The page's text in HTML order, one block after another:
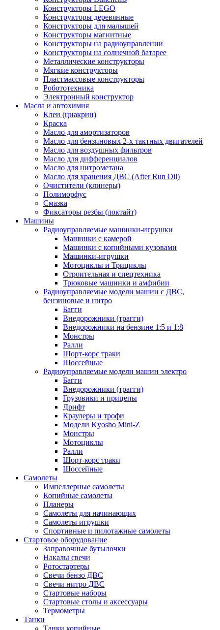
Конструкторы LEGO
Конструкторы деревянные
Конструкторы для малышей
Конструкторы магнитные
Конструкторы на радиоуправлении
Конструкторы на солнечной батарее
Металлические конструкторы
Мягкие конструкторы
Пластмассовые конструкторы
Робототехника
Электронный конструктор
Масла и автохимия
Клеи (циакрин)
Краска
Масло для амортизаторов
Масло для бензиновых 2-х тактных двигателей
Масло для воздушных фильтров
Масло для дифференциалов
Масло для нитрометана
Масло для хранения ДВС (After Run Oil)
Очистители (клинеры)
Полиморфус
Смазка
Фиксаторы резбы (локтайт)
Машины
Радиоуправляемые машинки-игрушки
Машинки с камерой
Машинки с копийными кузовами
Машинки-игрушки
Мотоциклы и Трициклы
Строительная и спецтехника
Трюковые машинки и амфибии
Радиоуправляемые модели машин с ДВС,
бензиновые и нитро
Багги
Внедорожники (трагги)
Внедорожники на бензине 1:5 и 1:8
Монстры
Ралли
Шорт-корс траки
Шоссейные
Радиоуправляемые модели машин электро
Багги
Внедорожники (трагги)
Грузовики и прицепы
Дрифт
Краулеры и трофи
Модели Kyosho Mini-Z
Монстры
Мотоциклы
Ралли
Шорт-корс траки
Шоссейные
Самолеты
Импеллерные самолеты
Копийные самолеты
Планеры
Самолеты для начинающих
Самолеты игрушки
Спортивные и пилотажные самолеты
Стартовое оборудование
Заправочные бутылочки
Накалы свечи
Ротостартеры
Свечи бензо ДВС
Свечи нитро ДВС
Стартовые наборы
Стартовые столы и аксессуары
Термометры
Танки
Танки копийные